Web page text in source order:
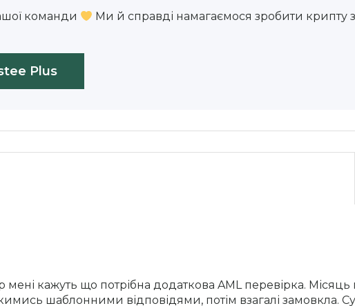
команди
Ми й справді намагаємося зробити крипту
Plus
мені кажуть що потрібна додаткова AML перевірка.
шаблонними відповідями, потім взагалі замовкла.